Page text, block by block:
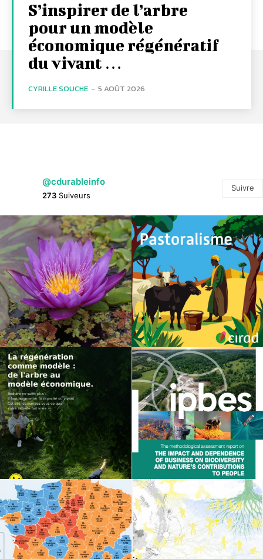
S’inspirer de l’arbre
pour un modèle
économique régénératif
du vivant …
CYRILLE SOUCHE - 5 AOÛT 2026
@cdurableinfo
273 Suiveurs
Suivre